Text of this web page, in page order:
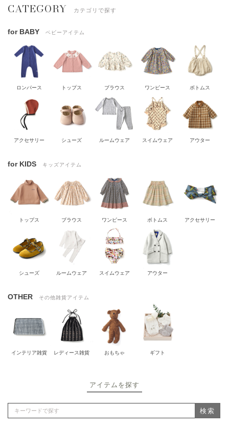
CATEGORY カテゴリで探す
for BABY ベビーアイテム
ロンパース トップス ブラウス ワンピース ボトムス
アクセサリー シューズ ルームウェア スイムウェア アウター
for KIDS キッズアイテム
トップス ブラウス ワンピース ボトムス アクセサリー
シューズ ルームウェア スイムウェア アウター
OTHER その他雑貨アイテム
インテリア雑貨 レディース雑貨 おもちゃ ギフト
アイテムを探す
検索